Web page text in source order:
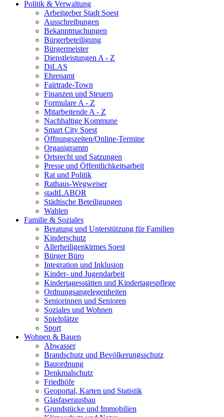
Politik & Verwaltung
Arbeitgeber Stadt Soest
Ausschreibungen
Bekanntmachungen
Bürgerbeteiligung
Bürgermeister
Dienstleistungen A - Z
DiLAS
Ehrenamt
Fairtrade-Town
Finanzen und Steuern
Formulare A - Z
Mitarbeitende A - Z
Nachhaltige Kommune
Smart City Soest
Öffnungszeiten/Online-Termine
Organigramm
Ortsrecht und Satzungen
Presse und Öffentlichkeitsarbeit
Rat und Politik
Rathaus-Wegweiser
stadtLABOR
Städtische Beteiligungen
Wahlen
Familie & Soziales
Beratung und Unterstützung für Familien
Kinderschutz
Allerheiligenkirmes Soest
Bürger Büro
Integration und Inklusion
Kinder- und Jugendarbeit
Kindertagesstätten und Kindertagespflege
Ordnungsangelegenheiten
Seniorinnen und Senioren
Soziales und Wohnen
Spielplätze
Sport
Wohnen & Bauen
Abwasser
Brandschutz und Bevölkerungsschutz
Bauordnung
Denkmalschutz
Friedhöfe
Geoportal, Karten und Statistik
Glasfaserausbau
Grundstücke und Immobilien